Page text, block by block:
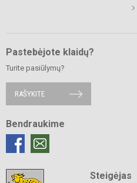
Pastebėjote klaidų?
Turite pasiūlymų?
RAŠYKITE
Bendraukime
Steigėjas